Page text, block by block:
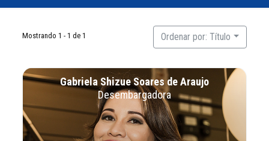
Mostrando 1 - 1 de 1 Ordenar por: Título
Gabriela Shizue Soares de Araujo
Desembargadora